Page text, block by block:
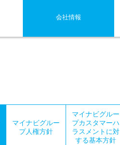
会社情報
マイナビグルー
プ人権方針
マイナビグルー
プカスタマーハ
ラスメントに対
する基本方針